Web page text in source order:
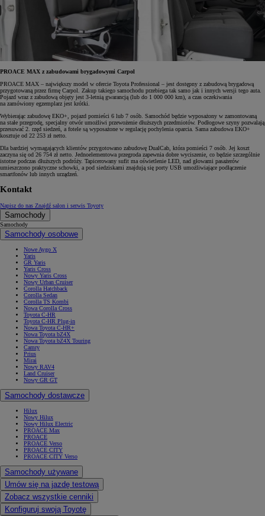
PROACE MAX z zabudowami brygadowymi Carpol
PROACE MAX – największy model w ofercie Toyota Professional – jest dostępny z zabudową brygadową
przygotowaną przez firmę Carpol. Zakup takiego samochodu przebiega tak samo jak i innych wersji tego auta.
Pojazd wraz z zabudową objęty jest 3-letnią gwarancją (lub do 1 000 000 km), a czas oczekiwania
na zamówiony egzemplarz jest krótki.
Wybierając zabudowę EKO+, pojazd pomieści 6 lub 7 osób. Samochód będzie wyposażony w zamontowaną
na stałe przegrodę, specjalny otwór umożliwi przewożenie dłuższych przedmiotów. Podłogowe szyny pozwalają
przesuwać 2. rzęd siedzeń, a fotele są wyposażone w regulację pochylenia oparcia. Sama zabudowa EKO+
kosztuje od 22 253 zł netto.
Dla bardziej wymagających klientów przygotowano zabudowę DualCab, która pomieści 7 osób. Jej koszt
zaczyna się od 26 754 zł netto. Jednoelementowa przegroda zapewnia dobre wyciszenie, co będzie szczególnie
istotne podczas dłuższych podróży. Tapicerowany sufit ma oświetlenie LED, nad głowami pasażerów
umieszczono praktyczne schowki, a pod siedziskami znajdują się porty USB umożliwiające podłączenie
smartfonów lub innych urządzeń.
Kontakt
Napisz do nas Znajdź salon i serwis Toyoty
Samochody
Samochody
Samochody osobowe
Nowe Aygo X
Yaris
GR Yaris
Yaris Cross
Nowy Yaris Cross
Nowy Urban Cruiser
Corolla Hatchback
Corolla Sedan
Corolla TS Kombi
Nowa Corolla Cross
Toyota C-HR
Toyota C-HR Plug-in
Nowa Toyota C-HR+
Nowa Toyota bZ4X
Nowa Toyota bZ4X Touring
Camry
Prius
Mirai
Nowy RAV4
Land Cruiser
Nowy GR GT
Samochody dostawcze
Hilux
Nowy Hilux
Nowy Hilux Electric
PROACE Max
PROACE
PROACE Verso
PROACE CITY
PROACE CITY Verso
Samochody używane
Umów się na jazdę testową
Zobacz wszystkie cenniki
Konfiguruj swoją Toyotę